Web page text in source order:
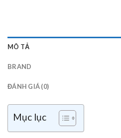
MÔ TẢ
BRAND
ĐÁNH GIÁ (0)
Mục lục